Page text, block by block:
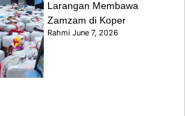
Larangan Membawa
Zamzam di Koper
RahmiJune 7, 2026